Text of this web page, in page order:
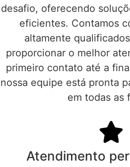
desafio, oferecendo
eficientes. Contamos
altamente
proporcionar o melhor
primeiro contato até a
nossa equipe está pronta
em todas as
Atendimento